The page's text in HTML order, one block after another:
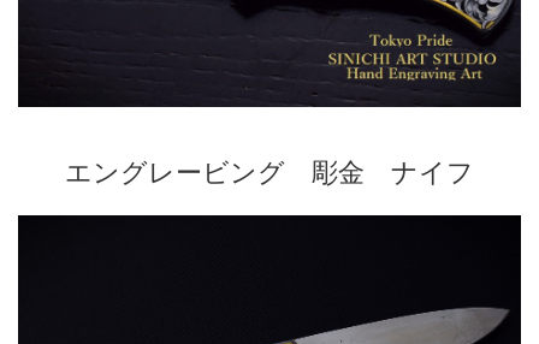
エングレービング 彫金 ナイフ